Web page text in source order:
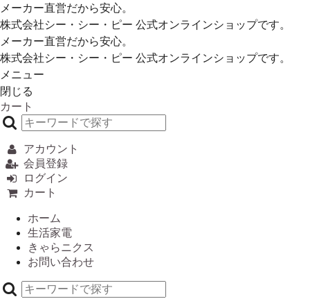
メーカー直営だから安心。
株式会社シー・シー・ピー 公式オンラインショップです。
メーカー直営だから安心。
株式会社シー・シー・ピー 公式オンラインショップです。
メニュー
閉じる
カート
アカウント
会員登録
ログイン
カート
ホーム
生活家電
きゃらニクス
お問い合わせ